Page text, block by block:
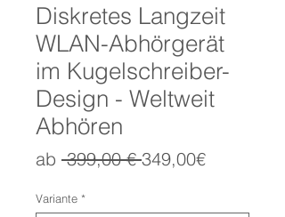
Diskretes Langzeit
WLAN-Abhörgerät
im Kugelschreiber-
Design - Weltweit
Abhören
ab 399,00 € Standardpreis
349,00€Sale-
Variante *